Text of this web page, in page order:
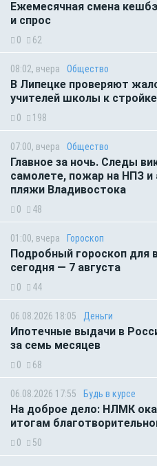
Ежемесячная смена
и спрос
0 62
08:02, вчера Общество
В Липецке проверяют
учителей школы к
0 198
07:00, вчера Общество
Главное за ночь. Следы
самолете, пожар на НПЗ и
пляжи Владивостока
0 48
01:00, вчера Гороскоп
Подробный гороскоп для
сегодня — 7 августа
0 44
06.08.2026 18:05 Деньги
Ипотечные выдачи в
за семь месяцев
0 68
06.08.2026 17:55 Будь в курсе
На доброе дело: НЛМК
итогам
0 50